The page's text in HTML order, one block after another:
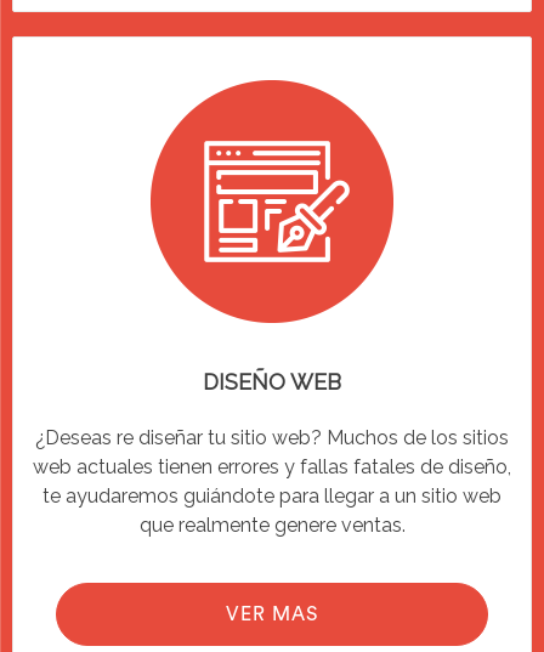
DISEÑO WEB
¿Deseas re diseñar tu sitio web? Muchos de los sitios
web actuales tienen errores y fallas fatales de diseño,
te ayudaremos guiándote para llegar a un sitio web
que realmente genere ventas.
VER MAS